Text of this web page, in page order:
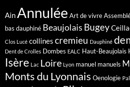
AinAnnulée Art de vivre
bas dauphiné Beaujolais Bugey
Clos Lucé collines cremieu Dauphiné
Dent de Crolles Dombes EALC Haut-Beaujolais
Isère Lac Loire Lyon manuel manuels
Monts du Lyonnais Oenologie